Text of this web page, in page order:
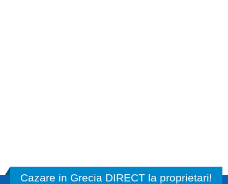
Cazare in Grecia DIRECT la proprietari!